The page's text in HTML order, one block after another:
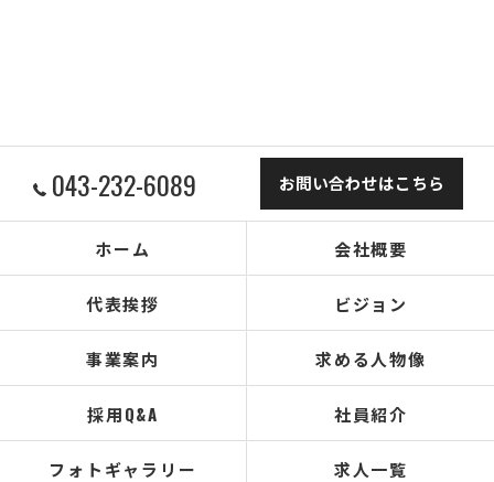
043-232-6089 お問い合わせはこちら
ホーム 会社概要
代表挨拶 ビジョン
事業案内 求める人物像
採用Q&A 社員紹介
フォトギャラリー 求人一覧